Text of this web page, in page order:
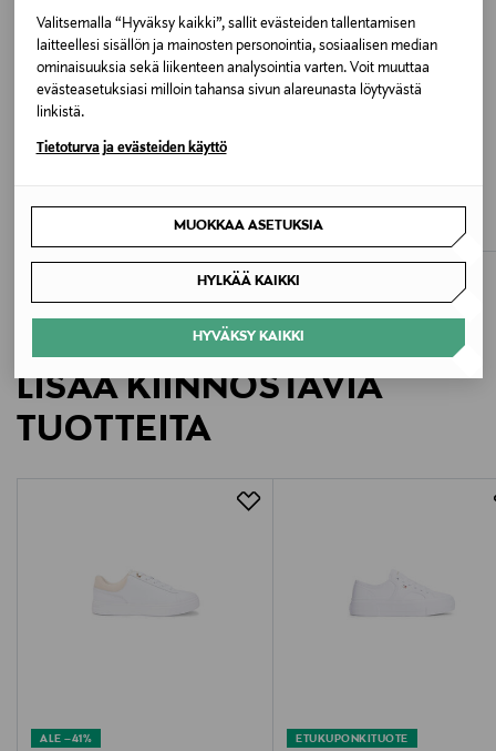
Valitsemalla “Hyväksy kaikki”, sallit evästeiden tallentamisen
laitteellesi sisällön ja mainosten personointia, sosiaalisen median
ominaisuuksia sekä liikenteen analysointia varten. Voit muuttaa
evästeasetuksiasi milloin tahansa sivun alareunasta löytyvästä
linkistä.
Tietoturva ja evästeiden käyttö
MUOKKAA ASETUKSIA
HYLKÄÄ KAIKKI
HYVÄKSY KAIKKI
Väri
YBS WHITE
Valmistusmaa
Kiina
Valmistajan tuotenumero
FW0FW09170
Tommy Hilfiger Europe B.V.
Valmistajan osoite
Danzigerkade 165, 1013 AP Amsterdam, Netherlands
Tommy Hilfiger, tennarit, sneakerit, kangastennarit,
Pillox-tennarit
Pillox-tennarit
Discounted Price
47,90 €
LISÄÄ KIINNOSTAVIA
TUOTTEITA
ALE –41% ETUKUPONKITUOTE